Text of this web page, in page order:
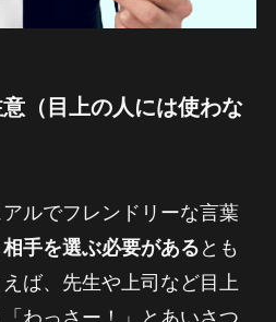
（目上の人には使わな
アルでフレンドリーな言葉
手を選ぶ必要がある とも
ば、先生や上司など目上
わっさー！」とあいさつ